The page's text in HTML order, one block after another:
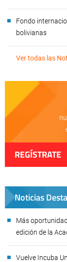
Fondo
bolivianas
Ver todas las
REGÍSTRATE
Noticias
Más
edición de la
Vuelve Incuba